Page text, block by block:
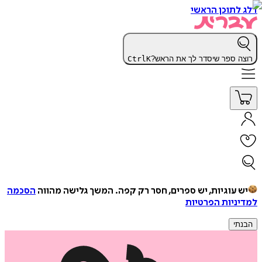
דלג לתוכן הראשי
רוצה ספר שיסדר לך את הראש? CtrlK
יש עוגיות, יש ספרים, חסר רק קפה. המשך גלישה מהווה הסכמה
למדיניות הפרטיות
הבנתי